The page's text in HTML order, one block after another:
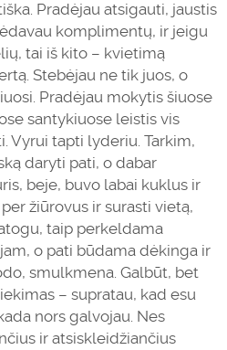
Pradėjau atsigauti, jaustis
komplimentų, ir jeigu
tai iš kito – kvietimą
Stebėjau ne tik juos, o
Pradėjau mokytis šiuose
santykiuose leistis vis
Vyrui tapti lyderiu. Tarkim,
daryti pati, o dabar
beje, buvo labai kuklus ir
žiūrovus ir surasti vietą,
taip perkeldama
o pati būdama dėkinga ir
smulkmena. Galbūt, bet
– supratau, kad esu
nors galvojau. Nes
ir atsiskleidžiančius